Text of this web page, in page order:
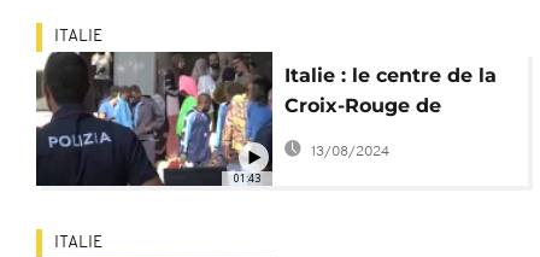
01:43
ITALIE
Italie : le centre de la
Croix-Rouge de
Lampedusa au bord
13/08/2024
ITALIE